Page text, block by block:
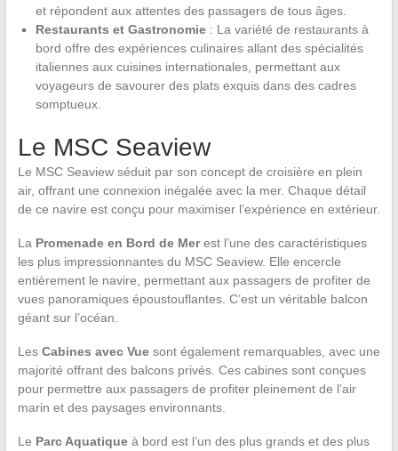
et répondent aux attentes des passagers de tous âges.
Restaurants et Gastronomie: La variété de restaurants à
bord offre des expériences culinaires allant des spécialités
italiennes aux cuisines internationales, permettant aux
voyageurs de savourer des plats exquis dans des cadres
somptueux.
Le MSC Seaview
Le MSC Seaview séduit par son concept de croisière en plein
air, offrant une connexion inégalée avec la mer. Chaque détail
de ce navire est conçu pour maximiser l’expérience en extérieur.
La Promenade en Bord de Merest l’une des caractéristiques
les plus impressionnantes du MSC Seaview. Elle encercle
entièrement le navire, permettant aux passagers de profiter de
vues panoramiques époustouflantes. C’est un véritable balcon
géant sur l’océan.
Les Cabines avec Vuesont également remarquables, avec une
majorité offrant des balcons privés. Ces cabines sont conçues
pour permettre aux passagers de profiter pleinement de l’air
marin et des paysages environnants.
Le Parc Aquatiqueà bord est l’un des plus grands et des plus